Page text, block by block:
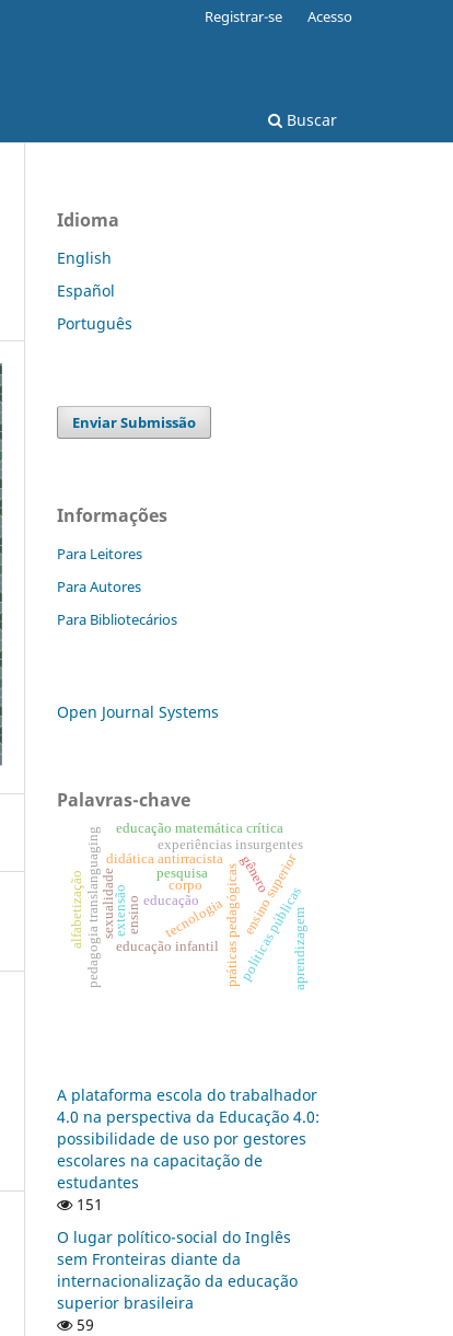
Buscar
Registrar-se Acesso
Idioma
English
Español
Português
Enviar Submissão
Informações
Para Leitores
Para Autores
Para Bibliotecários
Open Journal Systems
Palavras-chave
educação
corpo
ensino
pesquisa
extensão práticas pedagógicas
didática antirracista
experiências insurgentes
educação infantil políticas públicas
ensino superior
pedagogia translanguaging
alfabetização gênero
sexualidade tecnologia aprendizagem
educação matemática crítica
A plataforma escola do trabalhador
4.0 na perspectiva da Educação 4.0:
possibilidade de uso por gestores
escolares na capacitação de
estudantes
151
O lugar político-social do Inglês
sem Fronteiras diante da
internacionalização da educação
superior brasileira
59